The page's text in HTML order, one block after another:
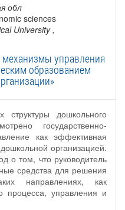
обл
sciences
University ,
управления
образованием
дошкольного
государственно-
как эффективная
организацией.
о том, что руководитель
средства для решения
направлениях, как
процесса, управления и